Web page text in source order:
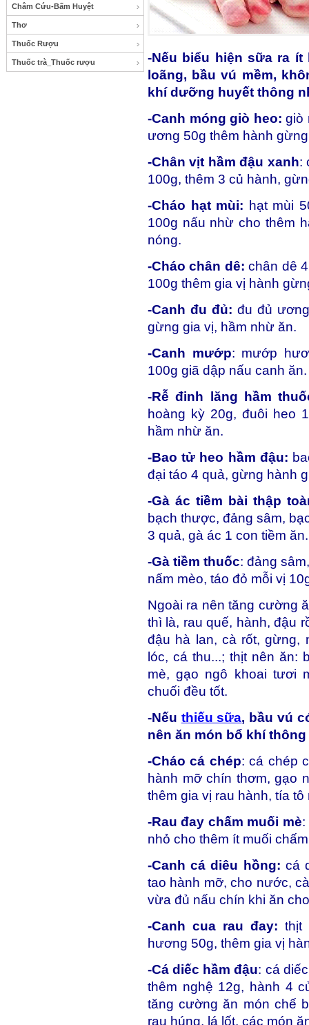
Châm Cứu-Bấm Huyệt
Thơ
Thuốc Rượu
Thuốc trà_Thuốc rượu
-Nếu biểu hiện sữa ra
loãng, bầu vú mềm,
khí dưỡng huyết thông
-Canh móng giò heo: giò
ương 50g thêm hành
-Chân vịt hầm đậu xanh:
100g, thêm 3 củ hành,
-Cháo hạt mùi: hạt mùi
100g nấu nhừ cho thêm
nóng.
-Cháo chân dê: chân dê
100g thêm gia vị hành
-Canh đu đủ: đu đủ
gừng gia vị, hầm nhừ ăn.
-Canh mướp: mướp
100g giã dập nấu canh ăn.
-Rễ đinh lăng hầm
hoàng kỳ 20g, đuôi heo
hầm nhừ ăn.
-Bao tử heo hầm đậu:
đại táo 4 quả, gừng hành
-Gà ác tiềm bài thập
bạch thược, đảng sâm,
3 quả, gà ác 1 con tiềm ăn.
-Gà tiềm thuốc: đảng
nấm mèo, táo đỏ mỗi vị
Ngoài ra nên tăng cường
thì là, rau quế, hành, đậu
đậu hà lan, cà rốt,
lóc, cá thu...; thịt nên ăn:
mè, gạo ngô khoai tươi
chuối đều tốt.
-Nếu thiếu sữa, bầu vú
nên ăn món bổ khí
-Cháo cá chép: cá chép
hành mỡ chín thơm, gạo
thêm gia vị rau hành, tía
-Rau đay chấm muối mè:
nhỏ cho thêm ít muối
-Canh cá diêu hồng: cá
tao hành mỡ, cho nước,
vừa đủ nấu chín khi ăn
-Canh cua rau đay: thịt
hương 50g, thêm gia vị
-Cá diếc hầm đậu: cá
thêm nghệ 12g, hành 4
tăng cường ăn món chế
rau húng, lá lốt, các món